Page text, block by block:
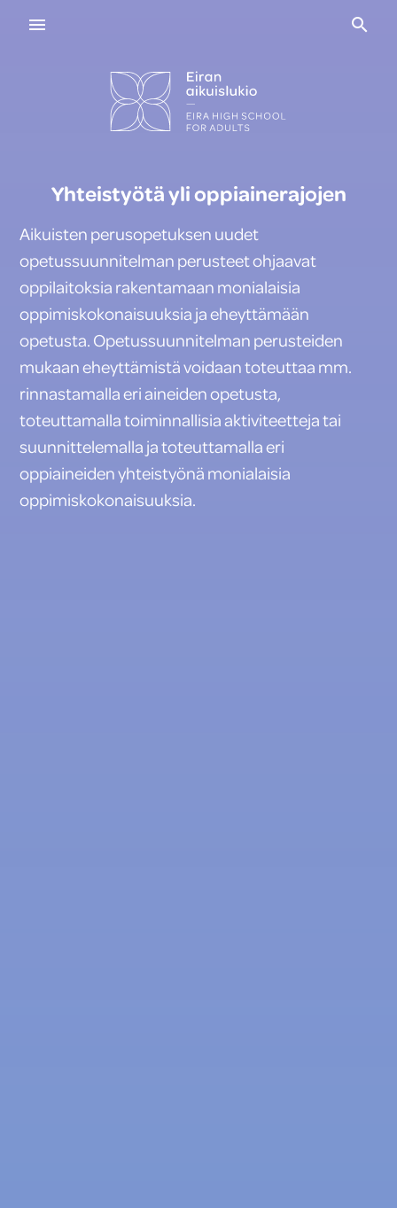
Yhteistyötä yli oppiainerajojen
Aikuisten perusopetuksen uudet
opetussuunnitelman perusteet ohjaavat
oppilaitoksia rakentamaan monialaisia
oppimiskokonaisuuksia ja eheyttämään
opetusta. Opetussuunnitelman perusteiden
mukaan eheyttämistä voidaan toteuttaa mm.
rinnastamalla eri aineiden opetusta,
toteuttamalla toiminnallisia aktiviteetteja tai
suunnittelemalla ja toteuttamalla eri
oppiaineiden yhteistyönä monialaisia
oppimiskokonaisuuksia.